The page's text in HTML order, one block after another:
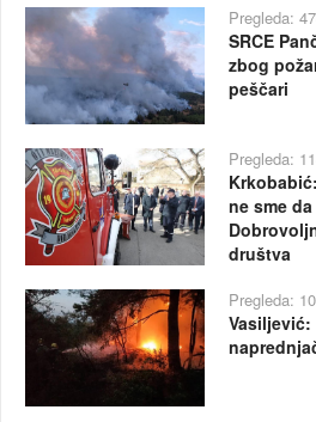
Pregleda:
SRCE
zbog
peščari
Pregleda:
ne sme
društva
Pregleda: